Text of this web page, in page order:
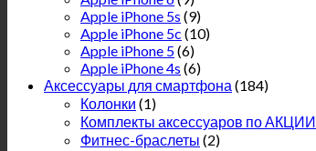
Apple iPhone 5s (9)
Apple iPhone 5c (10)
Apple iPhone 5(6)
Apple iPhone 4s (6)
Аксессуары для смартфона (184)
Колонки (1)
Комплекты аксессуаров по АКЦИИ
Фитнес-браслеты (2)